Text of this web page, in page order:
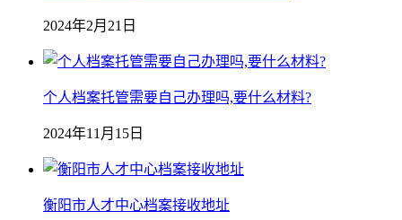
2024年2月21日
个人档案托管需要自己办理吗,要什么材料?
2024年11月15日
衡阳市人才中心档案接收地址